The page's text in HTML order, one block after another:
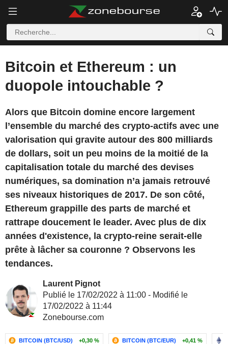
Bitcoin et Ethereum : un
duopole intouchable ?
Alors que Bitcoin domine encore largement
l’ensemble du marché des crypto-actifs avec une
valorisation qui gravite autour des 800 milliards
de dollars, soit un peu moins de la moitié de la
capitalisation totale du marché des devises
numériques, sa domination n’a jamais retrouvé
ses niveaux historiques de 2017. De son côté,
Ethereum grappille des parts de marché et
rattrape doucement le leader. Avec plus de dix
années d'existence, la crypto-reine serait-elle
prête à lâcher sa couronne ? Observons les
tendances.
Laurent Pignot
Publié le 17/02/2022 à 11:00 - Modifié le
17/02/2022 à 11:44
Zonebourse.com
BITCOIN (BTC/USD) +0,30 % BITCOIN (BTC/EUR) +0,41 %